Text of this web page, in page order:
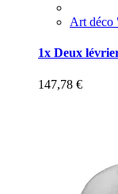
Art déco
1x Deux
147,78 €